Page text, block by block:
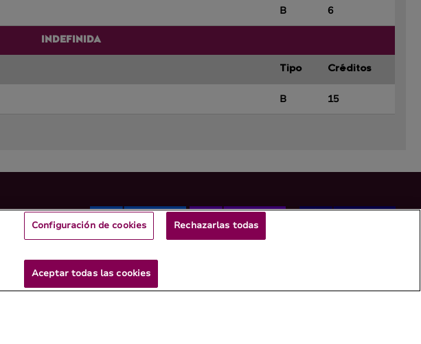
B 6
INDEFINIDA
Tipo Créditos
B 15
Configuración de cookies Rechazarlas todas
Aceptar todas las cookies